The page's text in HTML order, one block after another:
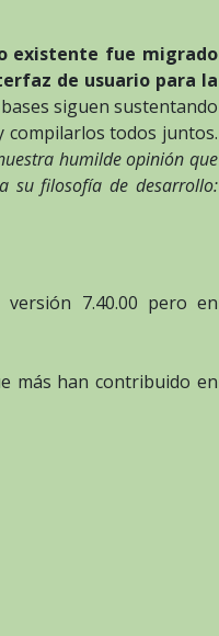
existente fue migrado
de usuario para la
siguen sustentando
compilarlos todos juntos.
humilde opinión que
su filosofía de desarrollo:
7.40.00 pero en
más han contribuido en